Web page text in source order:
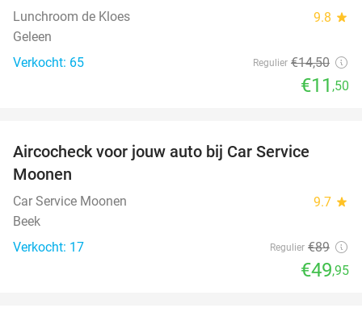
Lunchroom de Kloes 9.8 star
Geleen
Verkocht: 65
Regulier €14,50
€11 ,50
Aircocheck voor jouw auto bij Car Service
Moonen
Car Service Moonen 9.7 star
Beek
Verkocht: 17
Regulier €89
€49,95